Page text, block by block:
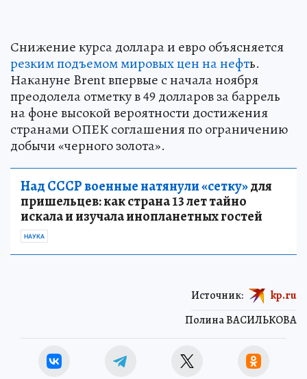
Снижение курса доллара и евро объясняется
резким подъемом мировых цен на нефть.
Накануне Brent впервые с начала ноября
преодолела отметку в 49 долларов за баррель
на фоне высокой вероятности достижения
странами ОПЕК соглашения по ограничению
добычи «черного золота».
Над СССР военные натянули «сетку»для
пришельцев: как страна 13 лет тайно
искала и изучала инопланетных гостей
НАУКА
Полина ВАСИЛЬКОВА
Источник: kp.ru